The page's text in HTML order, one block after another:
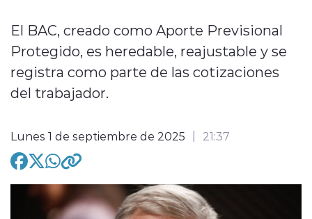
Entrevistas
modo claro
El BAC, creado como Aporte Previsional
Protegido, es heredable, reajustable y se
registra como parte de las cotizaciones
del trabajador.
Lunes 1 de septiembre de 2025 21:37